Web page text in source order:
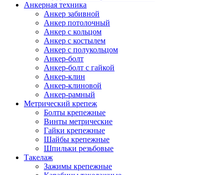
Анкерная техника
Анкер забивной
Анкер потолочный
Анкер с кольцом
Анкер с костылем
Анкер с полукольцом
Анкер-болт
Анкер-болт с гайкой
Анкер-клин
Анкер-клиновой
Анкер-рамный
Метрический крепеж
Болты крепежные
Винты метрические
Гайки крепежные
Шайбы крепежные
Шпильки резьбовые
Такелаж
Зажимы крепежные